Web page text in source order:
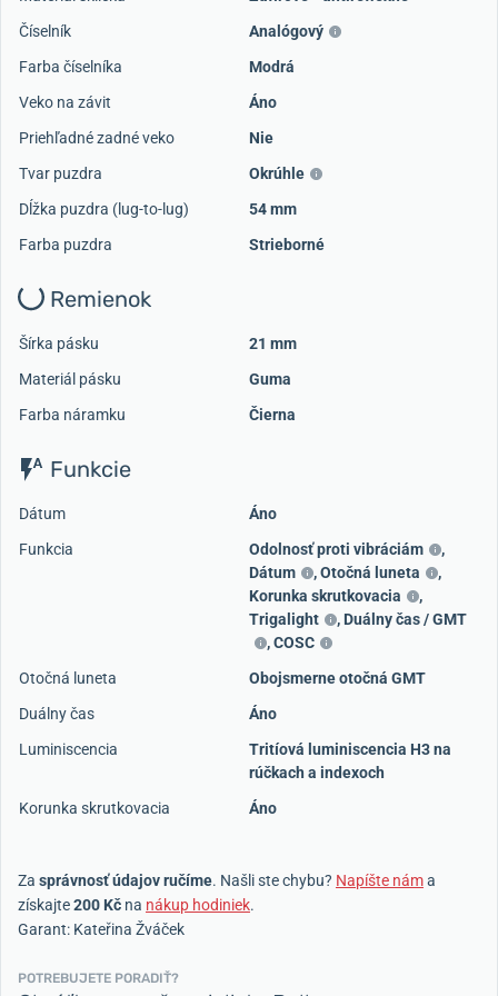
Číselník
Analógový
Farba číselníka
Modrá
Veko na závit
Áno
Priehľadné zadné veko
Nie
Tvar puzdra
Okrúhle
Dĺžka puzdra (lug-to-lug)
54 mm
Farba puzdra
Strieborné
Remienok
Šírka pásku
21 mm
Materiál pásku
Guma
Farba náramku
Čierna
Funkcie
Dátum
Áno
Funkcia
Odolnosť proti vibráciám
,
Dátum
,Otočná luneta
,
Korunka skrutkovacia
,
Trigalight
, Duálny čas / GMT
,COSC
Otočná luneta
Obojsmerne otočná GMT
Duálny čas
Áno
Luminiscencia
Tritíová luminiscencia H3 na
rúčkach a indexoch
Korunka skrutkovacia
Áno
Za správnosť údajov ručíme. Našli ste chybu? Napíšte náma
získajte200 Kč na nákup hodiniek.
Garant: Kateřina Žváček
POTREBUJETE PORADIŤ?